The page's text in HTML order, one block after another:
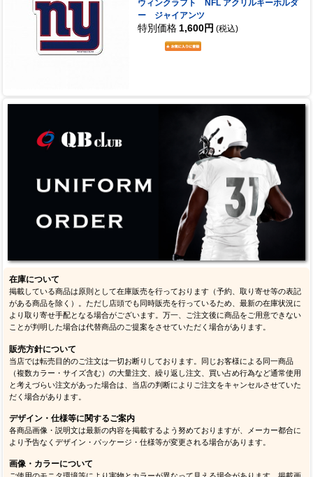
ウィンクラフト NFL アクリルキーホルダ
ー ジャイアンツ
特別価格 1,600円 (税込)
在庫について
掲載している商品は原則として在庫販売を行っております（予約、取り寄せ等の表記
がある商品を除く）。ただし店頭でも同時販売を行っているため、最新の在庫状況に
より取り寄せ手配となる場合がございます。万一、ご注文後に商品をご用意できない
ことが判明した場合は代替商品のご提案をさせていただく場合があります。
販売方針について
当店では転売目的のご注文は一切お断りしております。同じお客様による同一商品
（複数カラー・サイズ含む）の大量注文、繰り返し注文、買い占め行為など通常使用
と考えづらい注文があった場合は、当店の判断によりご注文をキャンセルさせていた
だく場合があります。
デザイン・仕様等に関するご案内
各商品画像・説明文は最新の内容を掲載するよう努めておりますが、メーカー都合に
より予告なくデザイン・パッケージ・仕様等が変更される場合があります。
画像・カラーについて